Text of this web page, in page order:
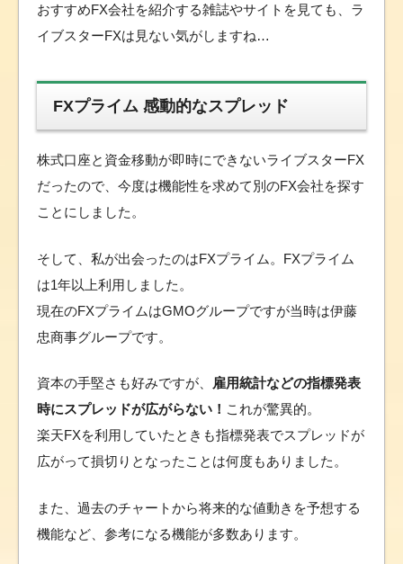
おすすめFX会社を紹介する雑誌やサイトを見ても、ラ
イブスターFXは見ない気がしますね…
FXプライム 感動的なスプレッド
株式口座と資金移動が即時にできないライブスターFX
だったので、今度は機能性を求めて別のFX会社を探す
ことにしました。
そして、私が出会ったのはFXプライム。FXプライム
は1年以上利用しました。
現在のFXプライムはGMOグループですが当時は伊藤
忠商事グループです。
資本の手堅さも好みですが、
雇用統計などの指標発表
時にスプレッドが広がらない！ これが驚異的。
楽天FXを利用していたときも指標発表でスプレッドが
広がって損切りとなったことは何度もありました。
また、過去のチャートから将来的な値動きを予想する
機能など、参考になる機能が多数あります。